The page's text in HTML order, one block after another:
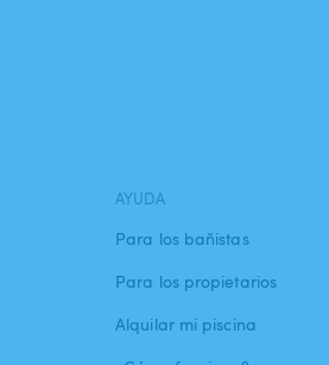
AYUDA
Para los bañistas
Para los propietarios
Alquilar mi piscina